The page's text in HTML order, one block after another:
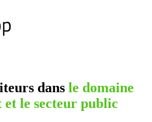
dans le domaine
et le secteur public